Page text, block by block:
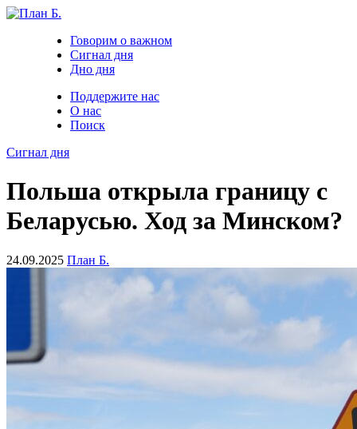
Говорим о важном
Сигнал дня
Дно дня
Поддержите нас
О нас
Поиск
Сигнал дня
Польша открыла границу с
Беларусью. Ход за Минском?
24.09.2025 План Б.